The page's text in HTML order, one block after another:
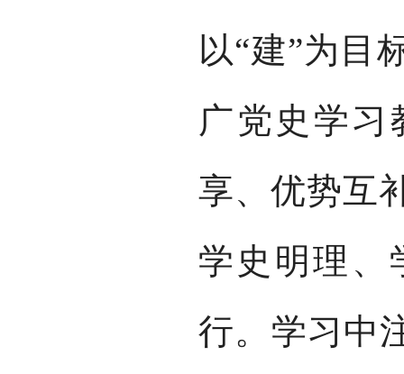
以“建”为目
广党史学习
享、优势互
学史明理、
行。学习中